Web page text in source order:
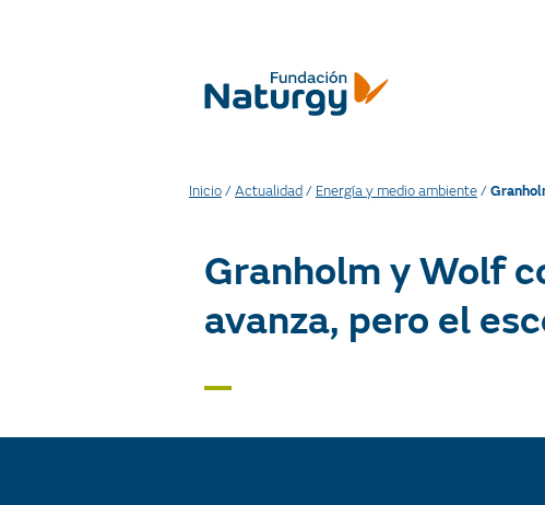
Inicio/Actualidad / Energía y medio ambiente/
Granholm y Wolf
avanza, pero el